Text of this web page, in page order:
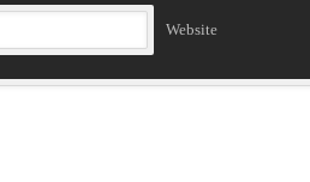
Website